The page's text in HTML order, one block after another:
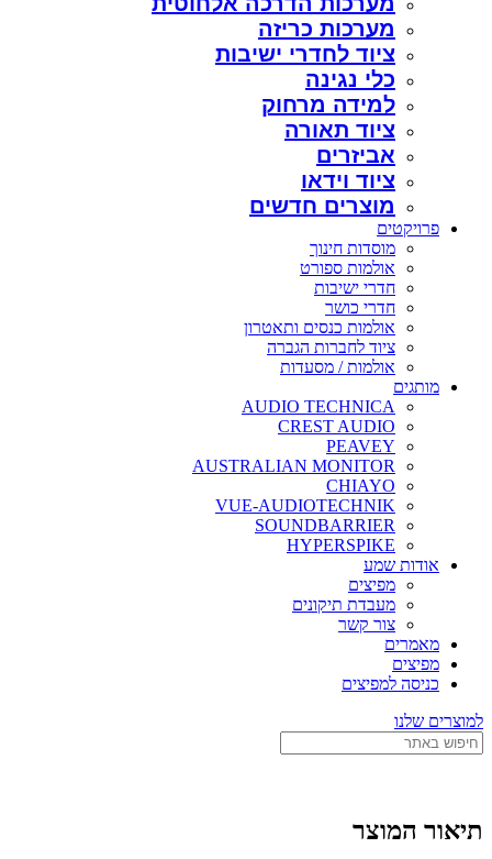
מערכות כריזה
ציוד לחדרי ישיבות
כלי נגינה
למידה מרחוק
ציוד תאורה
אביזרים
ציוד וידאו
מוצרים חדשים
פרויקטים
מוסדות חינוך
אולמות ספורט
חדרי ישיבות
חדרי כושר
אולמות כנסים ותאטרון
ציוד לחברות הגברה
אולמות / מסעדות
מותגים
AUDIO TECHNICA
CREST AUDIO
PEAVEY
AUSTRALIAN MONITOR
CHIAYO
VUE-AUDIOTECHNIK
SOUNDBARRIER
HYPERSPIKE
אודות שמע
מפיצים
מעבדת תיקונים
צור קשר
מאמרים
מפיצים
כניסה למפיצים
למוצרים שלנו
תיאור המוצר